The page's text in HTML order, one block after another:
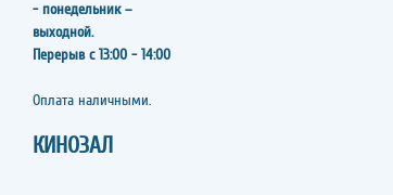
- понедельник –
выходной.
Перерыв с 13:00 - 14:00
​​​​​​​Оплата наличными.
КИНОЗАЛ